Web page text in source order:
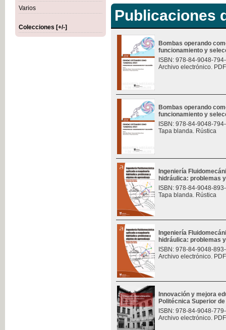
Varios
Colecciones [+/-]
Publicaciones
Bombas operando
funcionamiento y
ISBN: 978-84-9048-
Archivo electrónico.
Bombas operando
funcionamiento y
ISBN: 978-84-9048-
Tapa blanda. Rústica
Ingeniería
hidráulica: problemas
ISBN: 978-84-9048-
Tapa blanda. Rústica
Ingeniería
hidráulica: problemas
ISBN: 978-84-9048-
Archivo electrónico.
Innovación y mejora
Politécnica Superior
ISBN: 978-84-9048-
Archivo electrónico.